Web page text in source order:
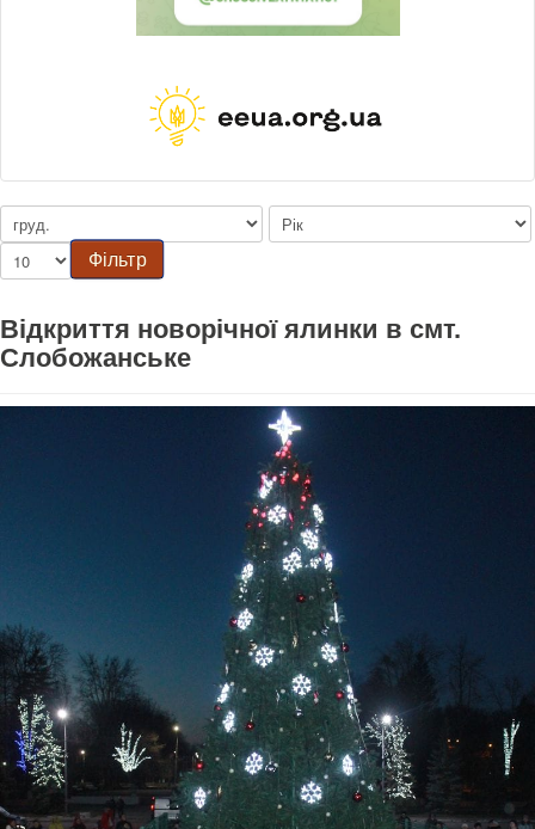
Фільтр
Відкриття новорічної ялинки в смт.
Слобожанське